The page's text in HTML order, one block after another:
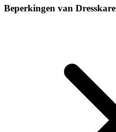
Beperkingen van Dresskare